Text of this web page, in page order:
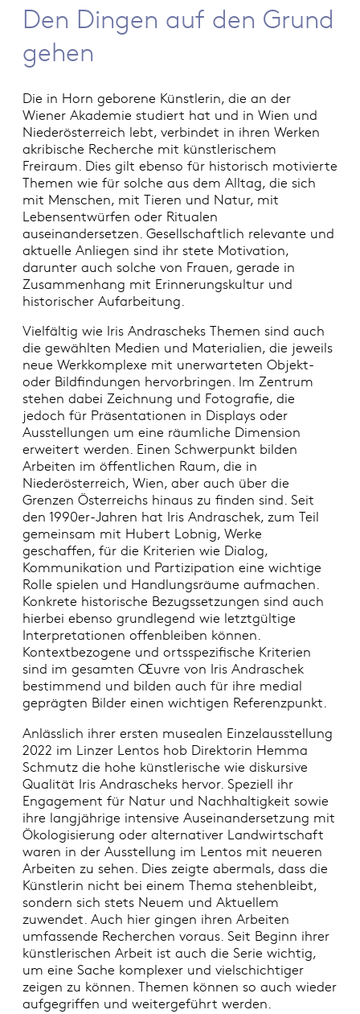
Den Dingen auf den Grund
gehen
Die in Horn geborene Künstlerin, die an der
Wiener Akademie studiert hat und in Wien und
Niederösterreich lebt, verbindet in ihren Werken
akribische Recherche mit künstlerischem
Freiraum. Dies gilt ebenso für historisch motivierte
Themen wie für solche aus dem Alltag, die sich
mit Menschen, mit Tieren und Natur, mit
Lebensentwürfen oder Ritualen
auseinandersetzen. Gesellschaftlich relevante und
aktuelle Anliegen sind ihr stete Motivation,
darunter auch solche von Frauen, gerade in
Zusammenhang mit Erinnerungskultur und
historischer Aufarbeitung.
Vielfältig wie Iris Andrascheks Themen sind auch
die gewählten Medien und Materialien, die jeweils
neue Werkkomplexe mit unerwarteten Objekt-
oder Bildfindungen hervorbringen. Im Zentrum
stehen dabei Zeichnung und Fotografie, die
jedoch für Präsentationen in Displays oder
Ausstellungen um eine räumliche Dimension
erweitert werden. Einen Schwerpunkt bilden
Arbeiten im öffentlichen Raum, die in
Niederösterreich, Wien, aber auch über die
Grenzen Österreichs hinaus zu finden sind. Seit
den 1990er-Jahren hat Iris Andraschek, zum Teil
gemeinsam mit Hubert Lobnig, Werke
geschaffen, für die Kriterien wie Dialog,
Kommunikation und Partizipation eine wichtige
Rolle spielen und Handlungsräume aufmachen.
Konkrete historische Bezugssetzungen sind auch
hierbei ebenso grundlegend wie letztgültige
Interpretationen offenbleiben können.
Kontextbezogene und ortsspezifische Kriterien
sind im gesamten Œuvre von Iris Andraschek
bestimmend und bilden auch für ihre medial
geprägten Bilder einen wichtigen Referenzpunkt.
Anlässlich ihrer ersten musealen Einzelausstellung
2022 im Linzer Lentos hob Direktorin Hemma
Schmutz die hohe künstlerische wie diskursive
Qualität Iris Andrascheks hervor. Speziell ihr
Engagement für Natur und Nachhaltigkeit sowie
ihre langjährige intensive Auseinandersetzung mit
Ökologisierung oder alternativer Landwirtschaft
waren in der Ausstellung im Lentos mit neueren
Arbeiten zu sehen. Dies zeigte abermals, dass die
Künstlerin nicht bei einem Thema stehenbleibt,
sondern sich stets Neuem und Aktuellem
zuwendet. Auch hier gingen ihren Arbeiten
umfassende Recherchen voraus. Seit Beginn ihrer
künstlerischen Arbeit ist auch die Serie wichtig,
um eine Sache komplexer und vielschichtiger
zeigen zu können. Themen können so auch wieder
aufgegriffen und weitergeführt werden.